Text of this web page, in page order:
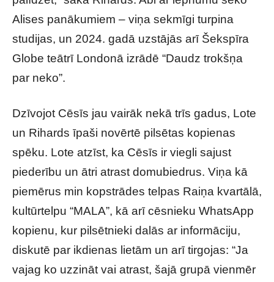
Alises panākumiem – viņa sekmīgi turpina
studijas, un 2024. gadā uzstājās arī Šekspīra
Globe teātrī Londonā izrādē “Daudz trokšņa
par neko”.
Dzīvojot Cēsīs jau vairāk nekā trīs gadus, Lote
un Rihards īpaši novērtē pilsētas kopienas
spēku. Lote atzīst, ka Cēsīs ir viegli sajust
piederību un ātri atrast domubiedrus. Viņa kā
piemērus min kopstrādes telpas Raiņa kvartālā,
kultūrtelpu “MALA”, kā arī cēsnieku WhatsApp
kopienu, kur pilsētnieki dalās ar informāciju,
diskutē par ikdienas lietām un arī tirgojas: “Ja
vajag ko uzzināt vai atrast, šajā grupā vienmēr